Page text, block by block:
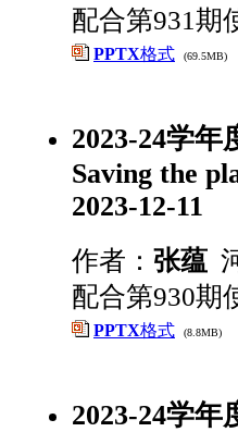
配合第931
PPTX格式 (69.5MB)
2023-24学年
Saving the
2023-12-11
作者： 张蕴
配合第930
PPTX格式 (8.8MB)
2023-24学年